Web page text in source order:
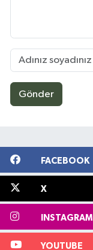
Gönder
FACEBOOK
X
INSTAGRAM
YOUTUBE